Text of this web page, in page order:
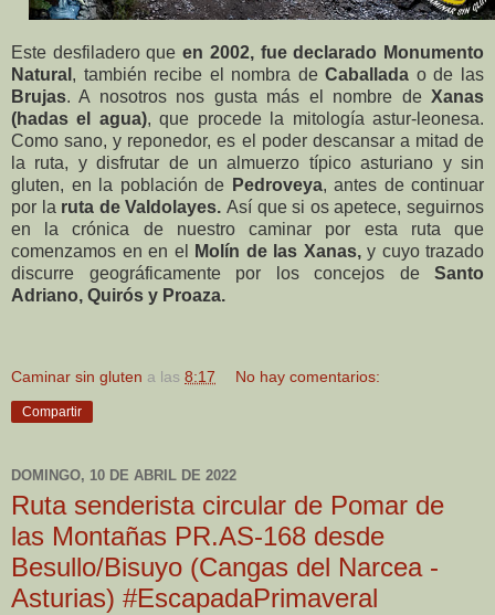
Este desfiladero queen 2002, fue declarado Monumento
Natural , también recibe el nombra deCaballada o de las
Brujas. A nosotros nos gusta más el nombre de Xanas
(hadas el agua), que procede la mitología astur-leonesa.
Como sano, y reponedor, es el poder descansar a mitad de
la ruta, y disfrutar de un almuerzo típico asturiano y sin
gluten, en la población de Pedroveya, antes de continuar
por la ruta de Valdolayes.Así que si os apetece, seguirnos
en la crónica de nuestro caminar por esta ruta que
comenzamos en en el
Molín de las Xanas, y cuyo trazado
discurre
geográficamente por los concejos de Santo
Adriano, Quirós y Proaza.
Caminar sin gluten a las 8:17 No hay comentarios:
Compartir
DOMINGO, 10 DE ABRIL DE 2022
Ruta senderista circular de Pomar de
las Montañas PR.AS-168 desde
Besullo/Bisuyo (Cangas del Narcea -
Asturias) #EscapadaPrimaveral